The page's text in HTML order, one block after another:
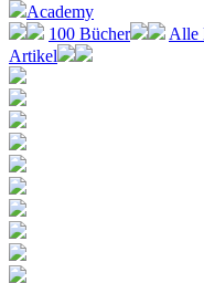
Academy
100 Bücher
Alle
Artikel